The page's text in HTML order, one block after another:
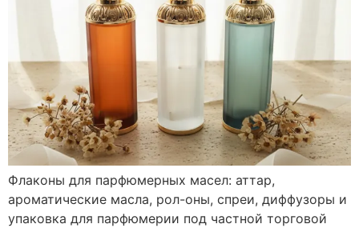
Флаконы для парфюмерных масел: аттар,
ароматические масла, рол-оны, спреи, диффузоры и
упаковка для парфюмерии под частной торговой